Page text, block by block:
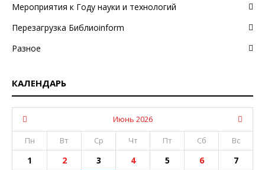
Мероприятия к Году науки и технологий
Перезагрузка Библиоinform
Разное
КАЛЕНДАРЬ
Июнь 2026
Пн
Вт Ср Чт Пт Сб Вс
1 2 3 4 5 6
7